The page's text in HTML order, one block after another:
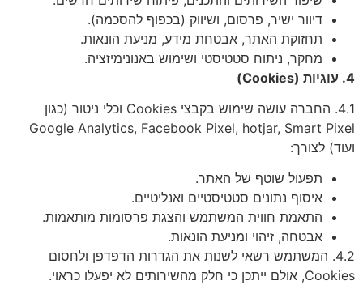
דיוור ישיר, פרסום, ושיווק (בכפוף להסכמה).
תחזוקת האתר, אבטחת מידע, מניעת הונאות.
מחקר, ניתוח סטטיסטי ושימוש באנונימיזציה.
4. עוגיות (Cookies)
4.1. החברה עושה שימוש בקבצי Cookies וכלי ניטור (כגון
Google Analytics, Facebook Pixel, hotjar, Smart Pixel
ועוד) לצורך:
תפעול שוטף של האתר.
איסוף נתונים סטטיסטיים ואנליטיים.
התאמת חווית המשתמש והצגת פרסומות מותאמות.
אבטחה, זיהוי ומניעת הונאות.
4.2. המשתמש רשאי לשנות את הגדרות הדפדפן ולחסום
Cookies, אולם ייתכן כי חלק מהשירותים לא יפעלו כראוי.